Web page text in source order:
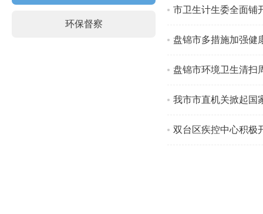
环保督察
市卫生计生委全面铺
盘锦市多措施加强健
盘锦市环境卫生清扫
我市市直机关掀起国
双台区疾控中心积极